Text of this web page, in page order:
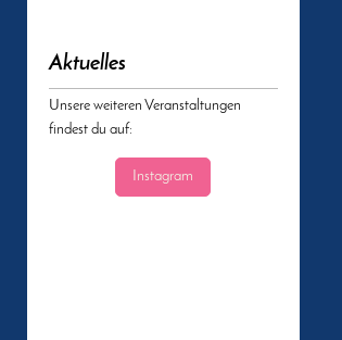
Aktuelles
Unsere weiteren Veranstaltungen
findest du auf:
Instagram